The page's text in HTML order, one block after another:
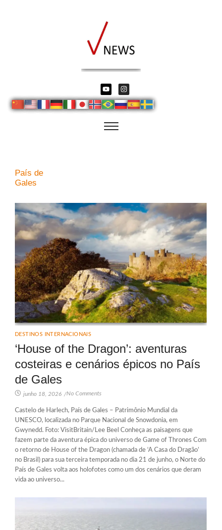
País de
Gales
DESTINOS INTERNACIONAIS
‘House of the Dragon’: aventuras
costeiras e cenários épicos no País
de Gales
junho 18, 2026 /No Comments
Castelo de Harlech, País de Gales – Patrimônio Mundial da
UNESCO, localizada no Parque Nacional de Snowdonia, em
Gwynedd. Foto: VisitBritain/Lee Beel Conheça as paisagens que
fazem parte da aventura épica do universo de Game of Thrones Com
o retorno de House of the Dragon (chamada de ‘A Casa do Dragão’
no Brasil) para sua terceira temporada no dia 21 de junho, o Norte do
País de Gales volta aos holofotes como um dos cenários que deram
vida ao universo...